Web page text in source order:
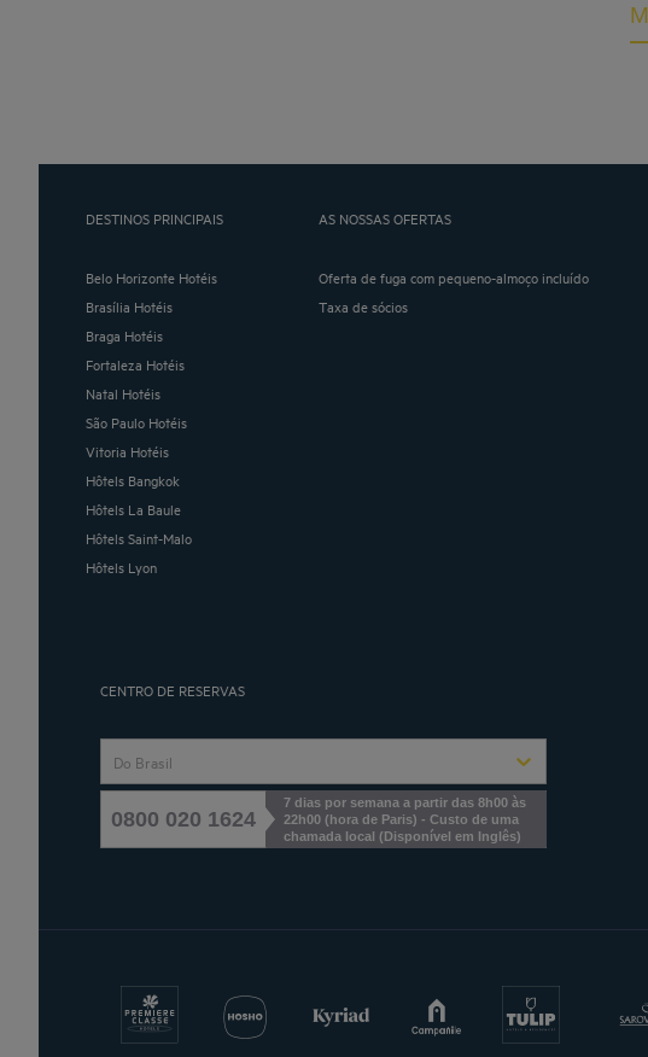
DESTINOS PRINCIPAIS
Belo Horizonte Hotéis
Brasília Hotéis
Braga Hotéis
Fortaleza Hotéis
Natal Hotéis
São Paulo Hotéis
Vitoria Hotéis
Hôtels Bangkok
Hôtels La Baule
Hôtels Saint-Malo
Hôtels Lyon
AS NOSSAS OFERTAS
Oferta de fuga com pequeno-almoço incluído
Taxa de sócios
CENTRO DE RESERVAS
Do Brasil
0800 020 1624
7 dias por semana a partir das 8h00 às
22h00 (hora de Paris) - Custo de uma
chamada local (Disponível em Inglês)